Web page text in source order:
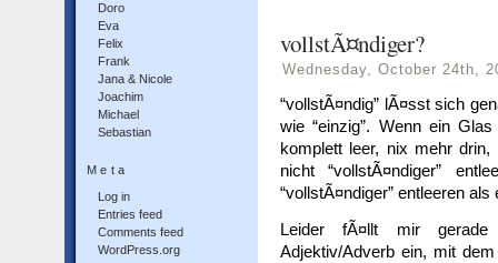
Doro
Eva
Felix
Frank
Jana & Nicole
Joachim
Michael
Sebastian
Meta
Log in
Entries feed
Comments feed
WordPress.org
vollstÃ¤ndiger?
Wednesday, October 24th,
“vollstÃ¤ndig” lÃ¤sst sich
wie “einzig”. Wenn ein
komplett leer, nix mehr
nicht “vollstÃ¤ndiger”
“vollstÃ¤ndiger” entleeren
Leider fÃ¤llt mir
Adjektiv/Adverb ein, mit